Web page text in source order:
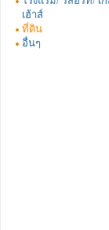
เฮ้าส์
ที่ดิน
อื่นๆ